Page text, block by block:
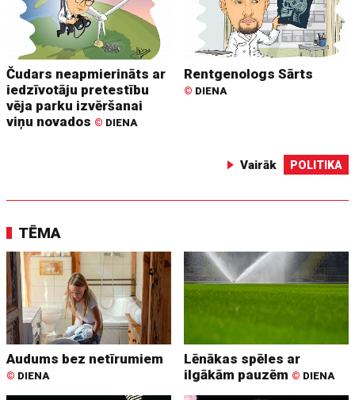
Čudars neapmierināts ar
iedzīvotāju pretestību
vēja parku izvēršanai
viņu novados © DIENA
Rentgenologs Sārts
© DIENA
Vairāk POLITIKA
TĒMA
Audums bez netīrumiem
© DIENA
Lēnākas spēles ar
ilgākām pauzēm © DIENA